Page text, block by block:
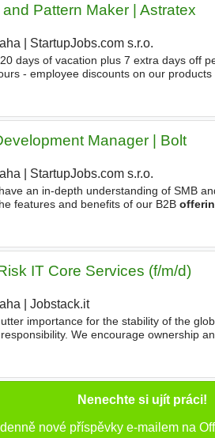
Pattern Maker | Astratex
StartupJobs.com s.r.o.
days of vacation plus 7 extra days off
- employee discounts on our
Manager | Bolt
StartupJobs.com s.r.o.
an in-depth understanding of SMB
features and benefits of our B2B
IT Core Services (f/m/d)
Jobstack.it
importance for the stability of the
We encourage ownership
Nenechte si ujít práci!
nové příspěvky e-mailem na